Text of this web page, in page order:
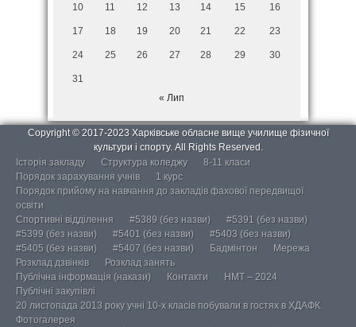
10 11 12 13 14 15 16
17 18 19 20 21 22 23
24 25 26 27 28 29 30
31
« Лип
Copyright © 2017-2023 Харківське обласне вище училище фізичної
культури і спорту. All Rights Reserved.
Історія закладу
Структура коледжу
8-11 класи
Порядок зарахування учнів
1 курс
Порядок прийому на навчання до закладів фахової передвищої
освіти
Спортивні відділення
#5389 (без назви)
#5391 (без назви)
#5399 (без назви)
#5401 (без назви)
#5403 (без назви)
#5405 (без назви)
#5407 (без назви) Бадмінтон
Мережа
Розклад дзвінків
Розклад занять
Публічна інформація (накази)
Контакти
НМТ – 2024
Публічні закупівлі
20 листопада 2013 року учні 10-х класів побували в гостях в ХДАФК.
Фотогалерея